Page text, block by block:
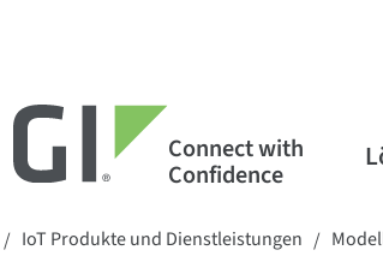
Connect with
Confidence
/ IoT Produkte und Dienstleistungen /